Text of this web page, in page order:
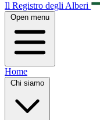
Il Registro degli Alberi
Open menu
Home
Chi siamo